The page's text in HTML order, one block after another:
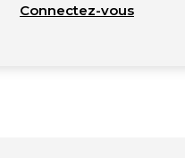
Connectez-vous